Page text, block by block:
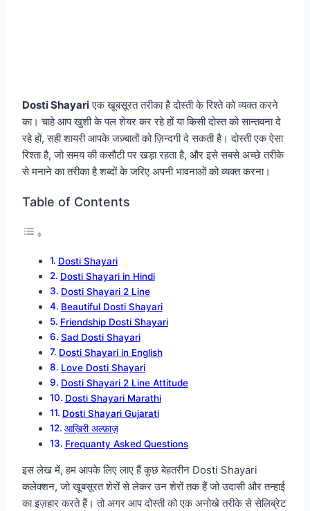
Dosti Shayariएक खूबसूरत तरीका है दोस्ती के रिश्ते को व्यक्त करने
का। चाहे आप खुशी के पल शेयर कर रहे हों या किसी दोस्त को सान्तवना दे
रहे हों, सही शायरी आपके जज़्बातों को ज़िन्दगी दे सकती है। दोस्ती एक ऐसा
रिश्ता है, जो समय की कसौटी पर खड़ा रहता है, और इसे सबसे अच्छे तरीके
से मनाने का तरीका है शब्दों के जरिए अपनी भावनाओं को व्यक्त करना।
Table of Contents
Dosti Shayari
Dosti Shayari in Hindi
Dosti Shayari 2 Line
Beautiful Dosti Shayari
Friendship Dosti Shayari
Sad Dosti Shayari
Dosti Shayari in English
Love Dosti Shayari
Dosti Shayari 2 Line Attitude
Dosti Shayari Marathi
Dosti Shayari Gujarati
आख़िरी अल्फ़ाज़
Frequanty Asked Questions
इस लेख में, हम आपके लिए लाए हैं कुछ बेहतरीन Dosti Shayari
कलेक्शन, जो खूबसूरत शेरों से लेकर उन शेरों तक हैं जो उदासी और तन्हाई
का इज़हार करते हैं। तो अगर आप दोस्ती को एक अनोखे तरीके से सेलिब्रेट